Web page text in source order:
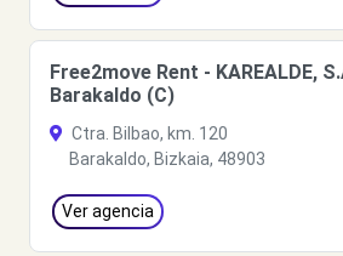
Free2move Rent - KAREALDE,
Barakaldo (C)
Ctra. Bilbao, km. 120
Barakaldo, Bizkaia, 48903
Ver agencia